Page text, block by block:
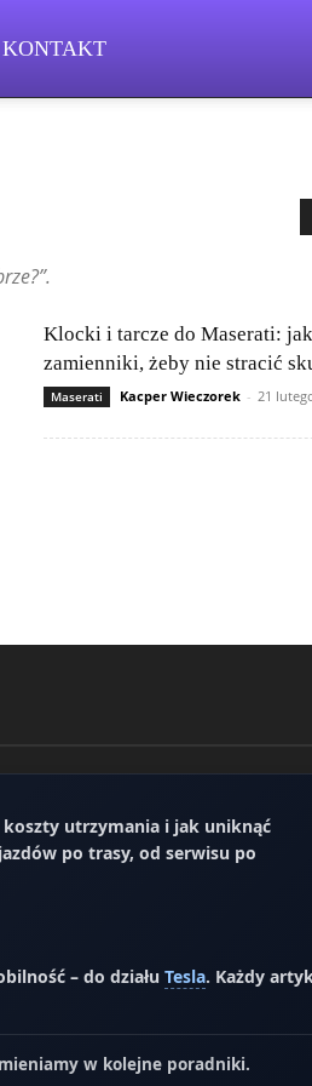
KONTAKT
Klocki i tarcze do Maserati:
zamienniki, żeby nie stracić
Maserati Kacper Wieczorek - 21
utrzymania i jak uniknąć
po trasy, od serwisu po
– do działu Tesla. Każdy
w kolejne poradniki.